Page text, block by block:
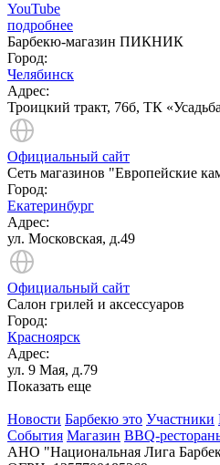
YouTube
подробнее
Барбекю-магазин ПИКНИК
Город:
Челябинск
Адрес:
Троицкий тракт, 76б, ТК
Официальный сайт
Сеть магазинов "Европейские
Город:
Екатеринбург
Адрес:
ул. Московская, д.49
Официальный сайт
Салон грилей и аксессуаров
Город:
Красноярск
Адрес:
ул. 9 Мая, д.79
Показать еще
Новости Барбекю это Участники
События Магазин BBQ-
АНО "Национальная Лига